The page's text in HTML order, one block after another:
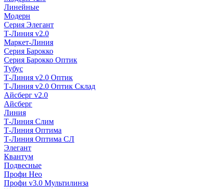
Линейные
Модерн
Серия Элегант
Т-Линия v2.0
Маркет-Линия
Серия Барокко
Серия Барокко Оптик
Тубус
Т-Линия v2.0 Оптик
Т-Линия v2.0 Оптик Склад
Айсберг v2.0
Айсберг
Линия
Т-Линия Слим
Т-Линия Оптима
Т-Линия Оптима СЛ
Элегант
Квантум
Подвесные
Профи Нео
Профи v3.0 Мультилинза